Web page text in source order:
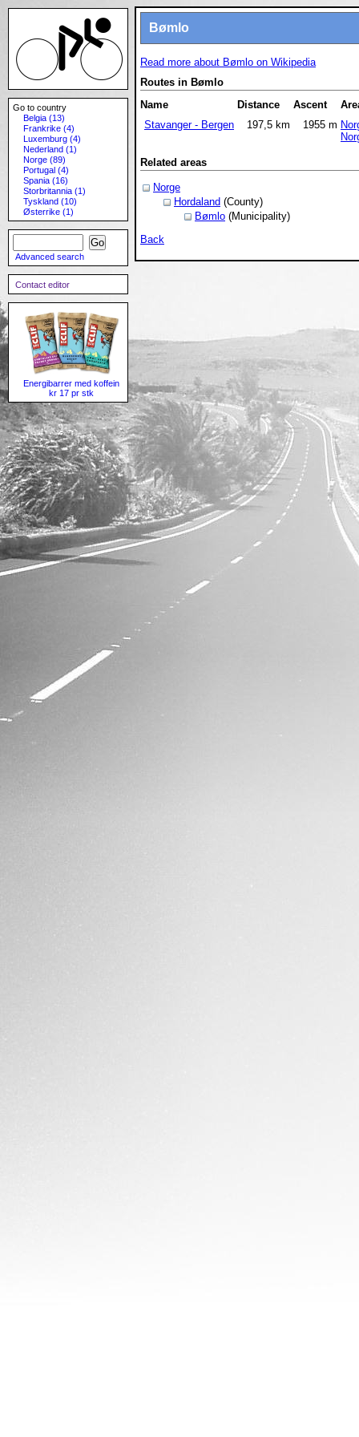
Bømlo
Read more about Bømlo on Wikipedia
Routes in Bømlo
Name
Distance Ascent
Stavanger - Bergen
197,5 km 1955 m
Related areas
Norge
Hordaland (County)
Bømlo (Municipality)
Back
Go to country
Belgia (13)
Frankrike (4)
Luxemburg (4)
Nederland (1)
Norge (89)
Portugal (4)
Spania (16)
Storbritannia (1)
Tyskland (10)
Østerrike (1)
Advanced search
Contact editor
Energibarrer med koffein
kr 17 pr stk